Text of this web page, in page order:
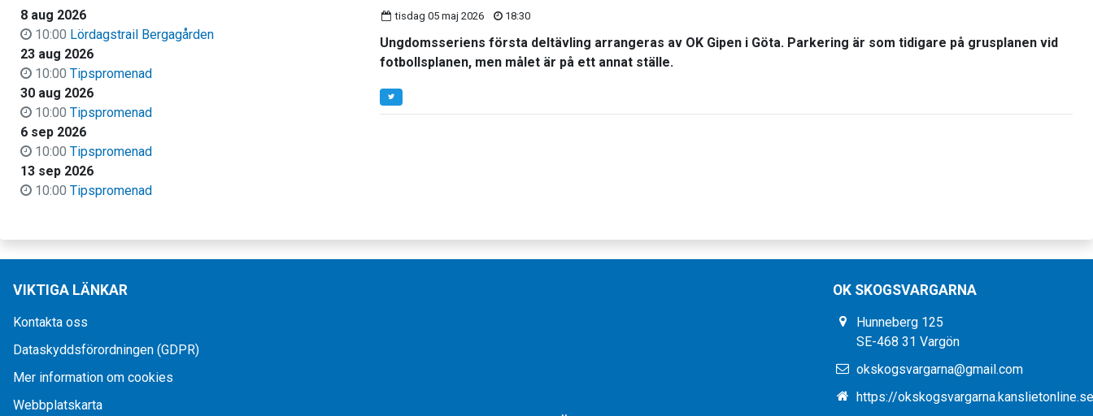
8 aug 2026
10:00 Lördagstrail Bergagården
23 aug 2026
10:00 Tipspromenad
30 aug 2026
10:00 Tipspromenad
6 sep 2026
10:00 Tipspromenad
13 sep 2026
10:00 Tipspromenad
tisdag 05 maj 2026 18:30
Ungdomsseriens första deltävling arrangeras av OK Gipen i Göta. Parkering är som tidigare på grusplanen vid
fotbollsplanen, men målet är på ett annat ställe.
VIKTIGA LÄNKAR
Kontakta oss
Dataskyddsförordningen (GDPR)
Mer information om cookies
Webbplatskarta
OK SKOGSVARGARNA
Hunneberg 125
SE-468 31 Vargön
okskogsvargarna@gmail.com
https://